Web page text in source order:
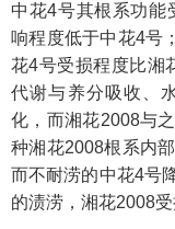
中花4号其根系功能
响程度低于中花4号
花4号受损程度比湘
代谢与养分吸收、
化，而湘花2008与
种湘花2008根系内
而不耐涝的中花4号
的渍涝，湘花2008